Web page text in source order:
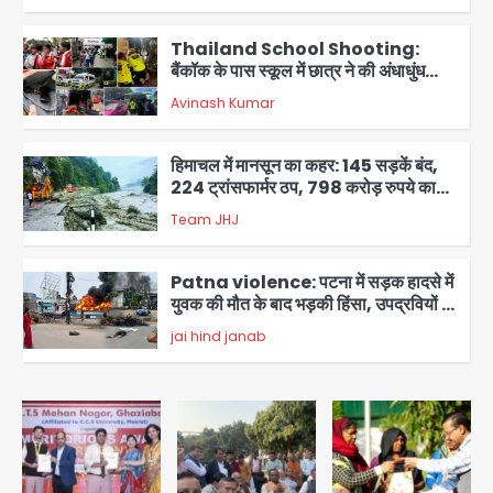
4
Thailand School Shooting:
बैंकॉक के पास स्कूल में छात्र ने की अंधाधुंध
फायरिंग, हमलावर सहित सात की मौत, 15
घायल
Avinash Kumar
5
हिमाचल में मानसून का कहर: 145 सड़कें बंद,
224 ट्रांसफार्मर ठप, 798 करोड़ रुपये का
नुकसान
Team JHJ
1
Patna violence: पटना में सड़क हादसे में
युवक की मौत के बाद भड़की हिंसा, उपद्रवियों ने
फूंकीं 10 गाड़ियां, ट्रैफिक पोस्ट और स्लीपर
बस भी जलाई, NH-30 जाम
jai hind janab
2
Green Arch Society: सेविअर ग्रीन
आर्च में दूषित पानी में मिला ई-कोलाई, अथॉरिटी
ने शुरू की सैंपलिंग जांच
jai hind janab